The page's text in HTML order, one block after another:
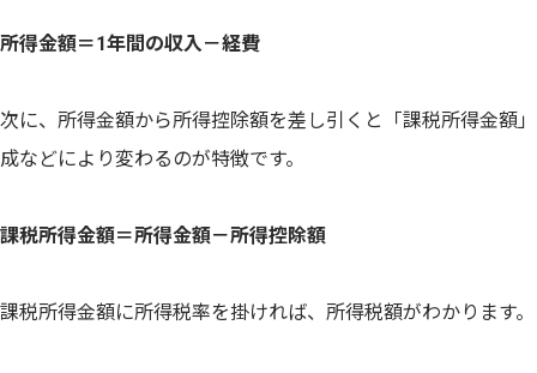
所得金額＝1年間の収入－経費
次に、所得金額から所得控除額を差し引くと「課税所得金額
成などにより変わるのが特徴です。
課税所得金額＝所得金額－所得控除額
課税所得金額に所得税率を掛ければ、所得税額がわかります。